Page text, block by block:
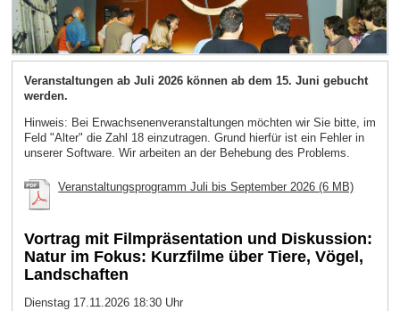
Veranstaltungen ab Juli 2026 können ab dem 15. Juni gebucht
werden.
Hinweis: Bei Erwachsenenveranstaltungen möchten wir Sie bitte, im
Feld "Alter" die Zahl 18 einzutragen. Grund hierfür ist ein Fehler in
unserer Software. Wir arbeiten an der Behebung des Problems.
Veranstaltungsprogramm Juli bis September 2026 (6 MB)
Vortrag mit Filmpräsentation und Diskussion:
Natur im Fokus: Kurzfilme über Tiere, Vögel,
Landschaften
Dienstag 17.11.2026 18:30 Uhr